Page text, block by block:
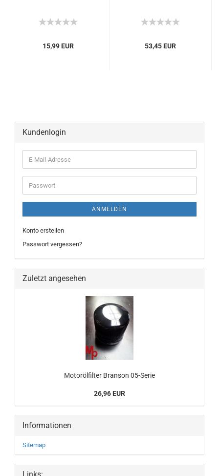
15,99 EUR 53,45 EUR
Kundenlogin
ANMELDEN
Konto erstellen
Passwort vergessen?
Zuletzt angesehen
Motorölfilter Branson 05-Serie
26,96 EUR
Informationen
Sitemap